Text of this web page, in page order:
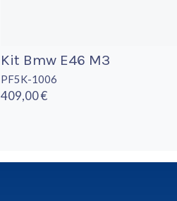
Kit Bmw E46 M3
PF5K-1006
409,00 €